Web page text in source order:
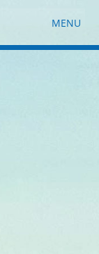
MENU